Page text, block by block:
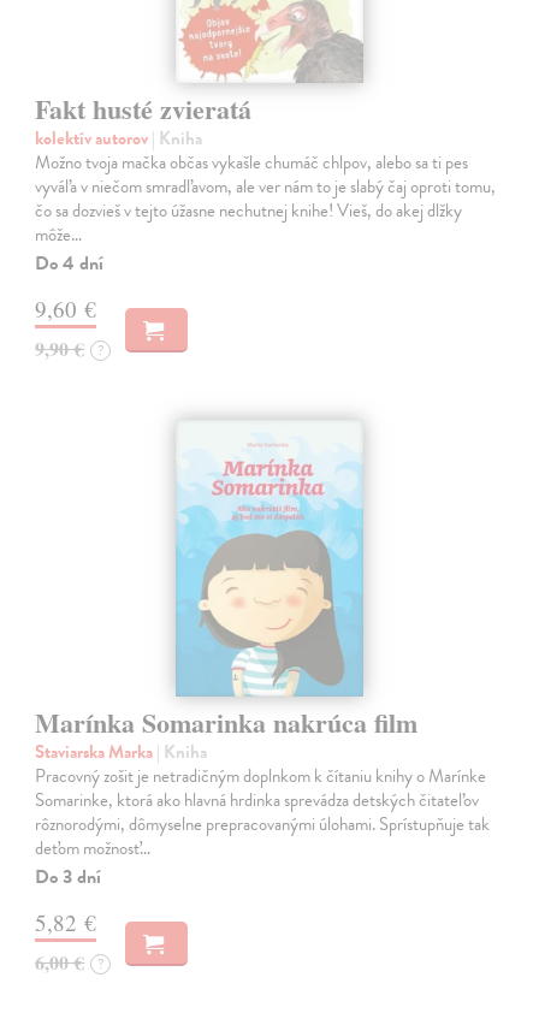
Fakt husté zvieratá
kolektív autorov| Kniha
Možno tvoja mačka občas vykašle chumáč chlpov, alebo sa ti pes
vyváľa v niečom smradľavom, ale ver nám to je slabý čaj oproti tomu,
čo sa dozvieš v tejto úžasne nechutnej knihe! Vieš, do akej dlžky
môže…
Do 4 dní
9,60 €
9,90 € ?
Marínka Somarinka nakrúca film
Staviarska Marka| Kniha
Pracovný zošit je netradičným doplnkom k čítaniu knihy o Marínke
Somarinke, ktorá ako hlavná hrdinka sprevádza detských čitateľov
rôznorodými, dômyselne prepracovanými úlohami. Sprístupňuje tak
deťom možnosť…
Do 3 dní
5,82 €
6,00 € ?